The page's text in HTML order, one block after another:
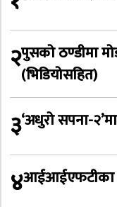
२पुसको ठण्डीमा
(भिडियोसहित)
३‘अधुरो सपना-
४आईआईएफटीका